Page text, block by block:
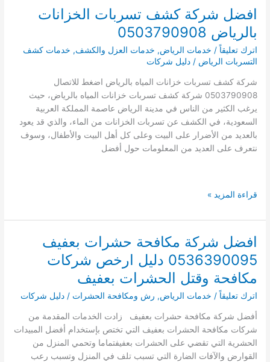
افضل شركة كشف تسربات الخزانات
بالرياض 0503790908
اترك تعليقاً / خدمات الرياض, خدمات العزل والكشف, خدمات كشف
التسربات الرياض /دليل شركات
شركة كشف تسربات خزانات المياه بالرياض اضغط للاتصال
0503790908 شركة كشف تسربات خزانات المياه بالرياض، حيث
يرغب الكثير من الناس في مدينة الرياض عاصمة المملكة العربية
السعودية، في الكشف عن تسربات الخزانات من الماء، والذي قد يعود
بالعديد من الأضرار على البيت وعلى كل أهل البيت والأطفال، وسوف
نتعرف على العديد من المعلومات حول أفضل
افضل
كشف
تسربات
الخزانات
بالرياض
0503790908
قراءة المزيد »
افضل شركة مكافحة حشرات بعفيف
0536390095 دليل ارخص شركات
مكافحة وقتل الحشرات بعفيف
اترك تعليقاً / خدمات الرياض, رش ومكافحة الحشرات /دليل شركات
أفضل شركة مكافحة حشرات بعفيف زادت الخدمات المقدمة من
شركات مكافحة الحشرات بعفيف التي تختص بإستخدام أفضل المبيدات
الحشرية التي تقضي على الحشرات بعفيفتماما وتحمي المنزل من
القوارض والآفات الضارة التي تسبب تلف في المنزل وتسبب رعب